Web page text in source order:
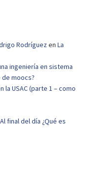
RodríguezenLa
ingeniería en sistema
moocs?
la USAC (parte 1 – como
Al final del día ¿Qué es